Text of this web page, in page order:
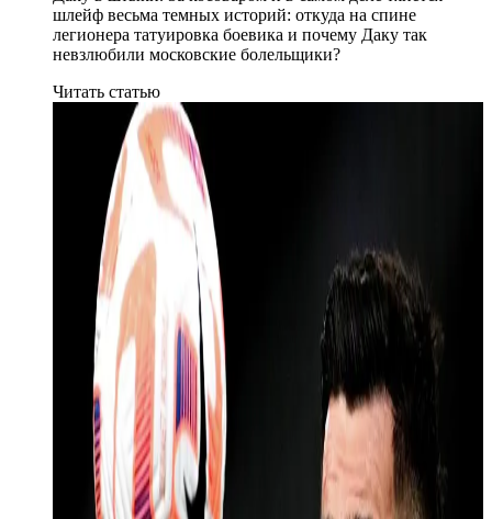
шлейф весьма темных историй: откуда на спине
легионера татуировка боевика и почему Даку так
невзлюбили московские болельщики?
Читать статью